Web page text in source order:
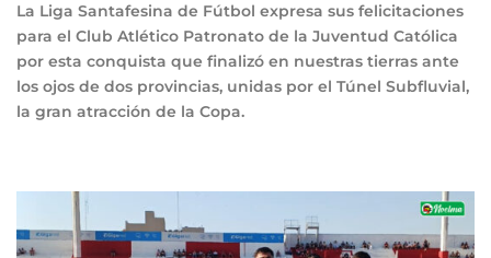
La Liga Santafesina de Fútbol expresa sus felicitaciones
para el Club Atlético Patronato de la Juventud Católica
por esta conquista que finalizó en nuestras tierras ante
los ojos de dos provincias, unidas por el Túnel Subfluvial,
la gran atracción de la Copa.